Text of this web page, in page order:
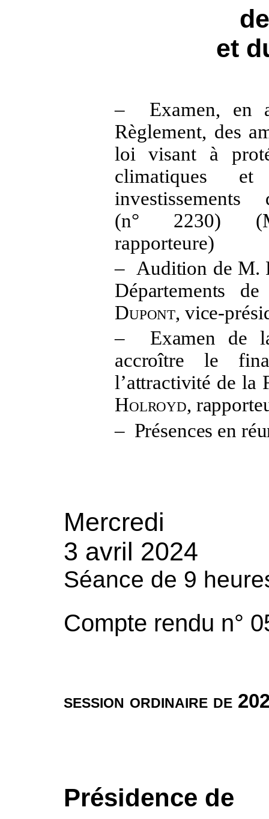
et
–
Examen, en
Règlement, des
loi visant à
climatiques
(n° 2230)
rapporteure)
– Audition de M.
Départements de
Dupont, vice-
–
Examen de
accroître le
l’attractivité de la
Holroyd,
– Présences en
Mercredi
3 avril 2024
Séance de 9
Compte rendu n°
session ordinaire de
Présidence de